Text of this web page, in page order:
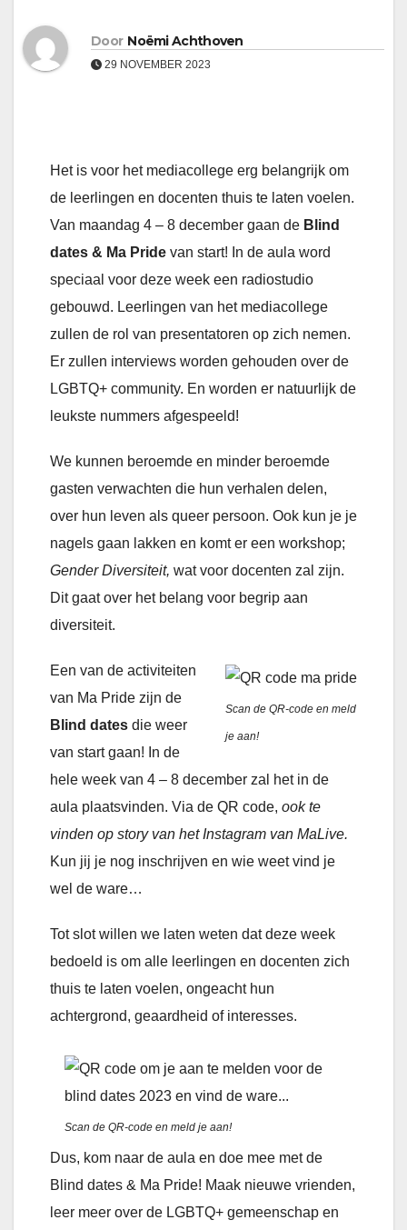
Door Noëmi Achthoven
29 NOVEMBER 2023
Het is voor het mediacollege erg belangrijk om
de leerlingen en docenten thuis te laten voelen.
Van maandag 4 – 8 december gaan de Blind
dates & Ma Pride van start! In de aula word
speciaal voor deze week een radiostudio
gebouwd. Leerlingen van het mediacollege
zullen de rol van presentatoren op zich nemen.
Er zullen interviews worden gehouden over de
LGBTQ+ community. En worden er natuurlijk de
leukste nummers afgespeeld!
We kunnen beroemde en minder beroemde
gasten verwachten die hun verhalen delen,
over hun leven als queer persoon. Ook kun je je
nagels gaan lakken en komt er een workshop;
Gender Diversiteit, wat voor docenten zal zijn.
Dit gaat over het belang voor begrip aan
diversiteit.
Scan de QR-code en meld
je aan!
Een van de activiteiten
van Ma Pride zijn de
Blind dates die weer
van start gaan! In de
hele week van 4 – 8 december zal het in de
aula plaatsvinden. Via de QR code, ook te
vinden op story van het Instagram van MaLive.
Kun jij je nog inschrijven en wie weet vind je
wel de ware…
Tot slot willen we laten weten dat deze week
bedoeld is om alle leerlingen en docenten zich
thuis te laten voelen, ongeacht hun
achtergrond, geaardheid of interesses.
Scan de QR-code en meld je aan!
Dus, kom naar de aula en doe mee met de
Blind dates & Ma Pride! Maak nieuwe vrienden,
leer meer over de LGBTQ+ gemeenschap en